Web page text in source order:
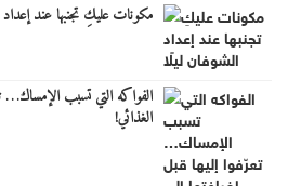
مكونات عليكِ تجنبها عند إعداد
الفواكه التي تسبب الإمساك…
الغذائي!